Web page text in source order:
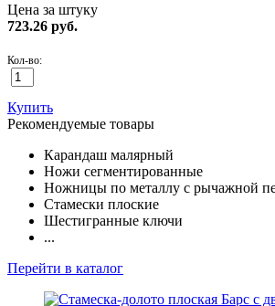
Цена за штуку
723.26 руб.
Кол-во:
Купить
Рекомендуемые товары
Карандаш малярный
Ножи сегментированные
Ножницы по металлу с рычажной
Стамески плоские
Шестигранные ключи
...
Перейти в каталог